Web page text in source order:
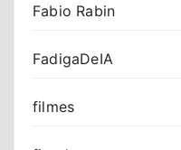
Fabio Rabin
FadigaDeIA
filmes